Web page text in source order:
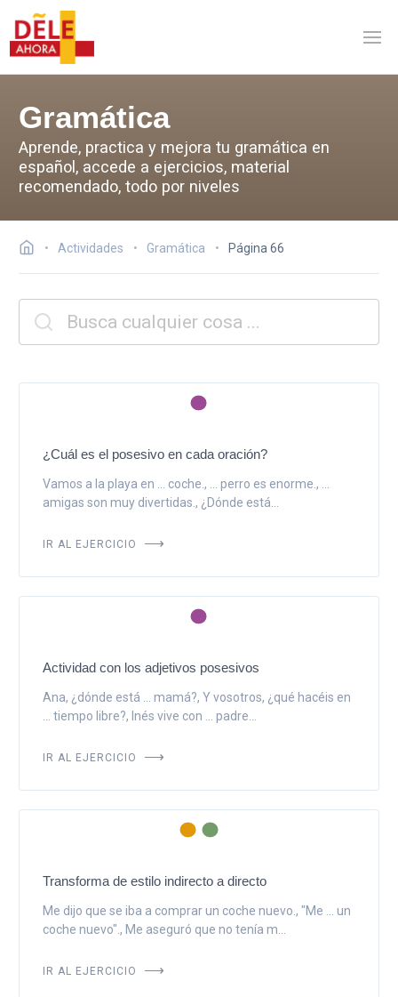
Gramática
Aprende, practica y mejora tu gramática en
español, accede a ejercicios, material
recomendado, todo por niveles
Actividades Gramática Página 66
¿Cuál es el posesivo en cada oración?
Vamos a la playa en ... coche., ... perro es enorme., ...
amigas son muy divertidas., ¿Dónde está...
IR AL EJERCICIO
Actividad con los adjetivos posesivos
Ana, ¿dónde está ... mamá?, Y vosotros, ¿qué hacéis en
... tiempo libre?, Inés vive con ... padre...
IR AL EJERCICIO
Transforma de estilo indirecto a directo
Me dijo que se iba a comprar un coche nuevo., "Me ... un
coche nuevo"., Me aseguró que no tenía m...
IR AL EJERCICIO